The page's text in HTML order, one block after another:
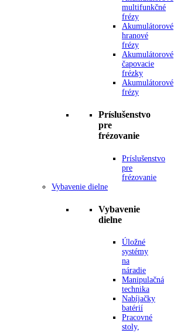
multifunkčné
frézy
Akumulátorové
hranové
frézy
Akumulátorové
čapovacie
frézky
Akumulátorové
frézy
Príslušenstvo
pre
frézovanie
Príslušenstvo
pre
frézovanie
Vybavenie dielne
Vybavenie
dielne
Úložné
systémy
na
náradie
Manipulačná
technika
Nabíjačky
batérií
Pracovné
stoly,